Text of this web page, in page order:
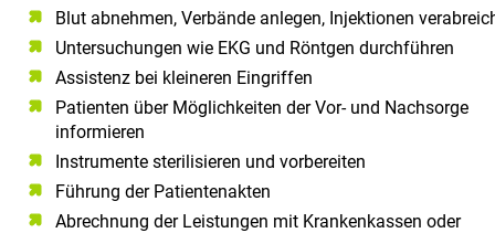
Blut abnehmen, Verbände anlegen, Injektionen
Untersuchungen wie EKG und Röntgen durchführen
Assistenz bei kleineren Eingriffen
Patienten über Möglichkeiten der Vor- und Nachsorge
informieren
Instrumente sterilisieren und vorbereiten
Führung der Patientenakten
Abrechnung der Leistungen mit Krankenkassen oder